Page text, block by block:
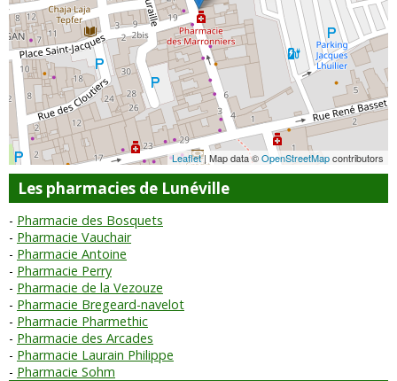
Leaflet| Map data ©OpenStreetMapcontributors
Les pharmacies de Lunéville
Pharmacie des Bosquets
Pharmacie Vauchair
Pharmacie Antoine
Pharmacie Perry
Pharmacie de la Vezouze
Pharmacie Bregeard-navelot
Pharmacie Pharmethic
Pharmacie des Arcades
Pharmacie Laurain Philippe
Pharmacie Sohm